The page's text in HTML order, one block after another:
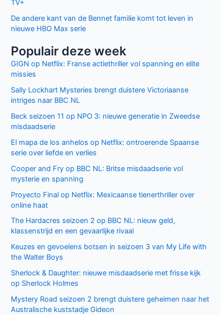
TV+
De andere kant van de Bennet familie komt tot leven in
nieuwe HBO Max serie
Populair deze week
GIGN op Netflix: Franse actiethriller vol spanning en elite
missies
Sally Lockhart Mysteries brengt duistere Victoriaanse
intriges naar BBC NL
Beck seizoen 11 op NPO 3: nieuwe generatie in Zweedse
misdaadserie
El mapa de los anhelos op Netflix: ontroerende Spaanse
serie over liefde en verlies
Cooper and Fry op BBC NL: Britse misdaadserie vol
mysterie en spanning
Proyecto Final op Netflix: Mexicaanse tienerthriller over
online haat
The Hardacres seizoen 2 op BBC NL: nieuw geld,
klassenstrijd en een gevaarlijke rivaal
Keuzes en gevoelens botsen in seizoen 3 van My Life with
the Walter Boys
Sherlock & Daughter: nieuwe misdaadserie met frisse kijk
op Sherlock Holmes
Mystery Road seizoen 2 brengt duistere geheimen naar het
Australische kuststadje Gideon